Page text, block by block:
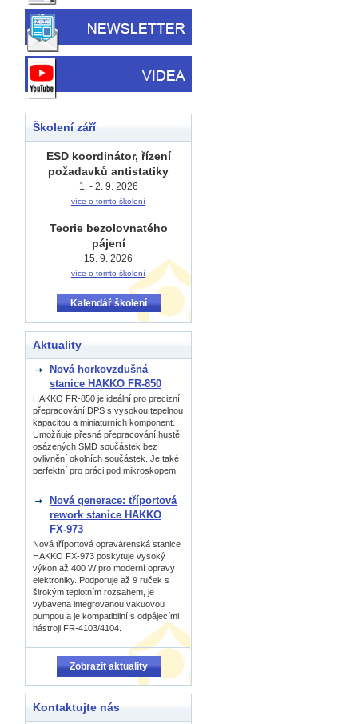
Školení září
ESD koordinátor, řízení
požadavků antistatiky
1. - 2. 9. 2026
více o tomto školení
Teorie bezolovnatého
pájení
15. 9. 2026
více o tomto školení
Kalendář školení
Aktuality
Nová horkovzdušná
stanice HAKKO FR-850
HAKKO FR-850 je ideální pro precizní
přepracování DPS s vysokou tepelnou
kapacitou a miniaturních komponent.
Umožňuje přesné přepracování hustě
osázených SMD součástek bez
ovlivnění okolních součástek. Je také
perfektní pro práci pod mikroskopem.
Nová generace: tříportová
rework stanice HAKKO
FX-973
Nová tříportová opravárenská stanice
HAKKO FX-973 poskytuje vysoký
výkon až 400 W pro moderní opravy
elektroniky. Podporuje až 9 ruček s
širokým teplotním rozsahem, je
vybavena integrovanou vakuovou
pumpou a je kompatibilní s odpájecími
nástroji FR-4103/4104.
Zobrazit aktuality
Kontaktujte nás